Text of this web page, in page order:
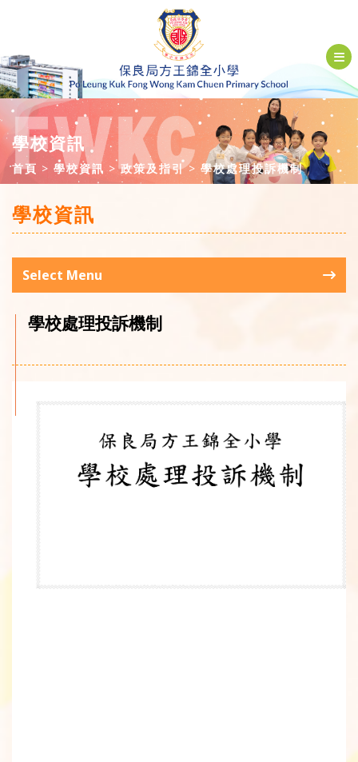
學校資訊
首頁 學校資訊 政策及指引 學校處理投訴機制
學校資訊
Select Menu
學校處理投訴機制